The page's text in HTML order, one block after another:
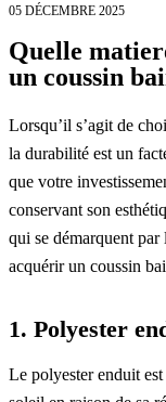
05 DÉCEMBRE 2025
Quelle
un coussin
Lorsqu’il s’agit de
la durabilité est un
que votre
conservant son
qui se démarquent par
acquérir un coussin
1. Polyester
Le polyester enduit